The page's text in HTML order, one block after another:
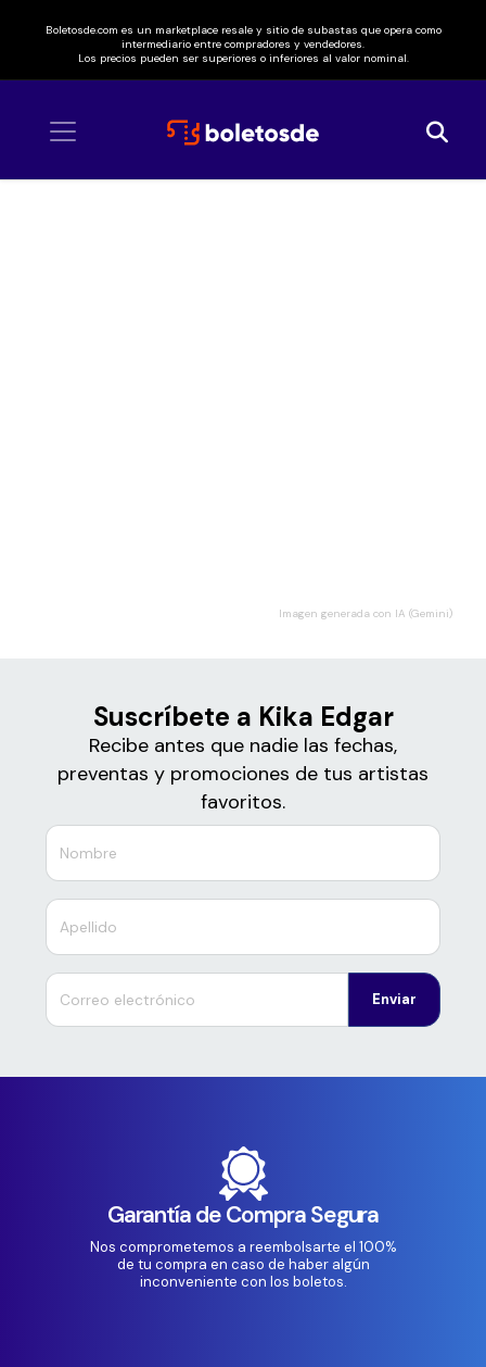
Boletosde.com es un marketplace resale y sitio de subastas que opera como
intermediario entre compradores y vendedores.
Los precios pueden ser superiores o inferiores al valor nominal.
Imagen generada con IA (Gemini)
Suscríbete a Kika Edgar
Recibe antes que nadie las fechas,
preventas y promociones de tus artistas
favoritos.
Enviar
Garantía de Compra Segura
Nos comprometemos a reembolsarte el 100%
de tu compra en caso de haber algún
inconveniente con los boletos.